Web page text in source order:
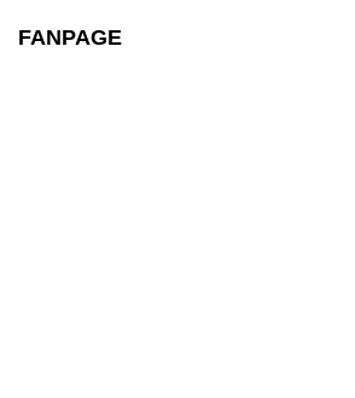
FANPAGE